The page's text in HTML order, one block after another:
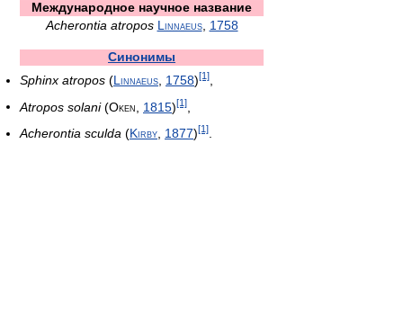
Международное научное название
Acherontia atropos Linnaeus, 1758
Синонимы
Sphinx atropos (Linnaeus 1758)[1]
Atropos solani (Oken, 1815)[1]
Acherontia sculda (Kirby 1877)[1]